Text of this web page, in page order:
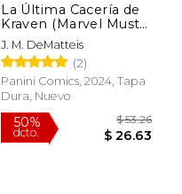
La Última Cacería de
Kraven (Marvel Must
Have)
J. M. DeMatteis
(2)
Panini Comics, 2024, Tapa
Dura, Nuevo